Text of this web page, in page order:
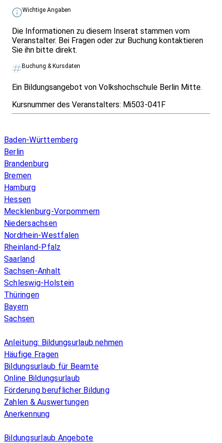
Wichtige Angaben
Die Informationen zu diesem Inserat stammen vom
Veranstalter. Bei Fragen oder zur Buchung kontaktieren
Sie ihn bitte direkt.
Buchung & Kursdaten
Ein Bildungsangebot von Volkshochschule Berlin Mitte.
Kursnummer des Veranstalters: Mi503-041F
Baden-Württemberg
Berlin
Brandenburg
Bremen
Hamburg
Hessen
Mecklenburg-Vorpommern
Niedersachsen
Nordrhein-Westfalen
Rheinland-Pfalz
Saarland
Sachsen-Anhalt
Schleswig-Holstein
Thüringen
Bayern
Sachsen
Anleitung: Bildungsurlaub nehmen
Häufige Fragen
Bildungsurlaub für Beamte
Online Bildungsurlaub
Förderung beruflicher Bildung
Zahlen & Auswertungen
Anerkennung
Bildungsurlaub Angebote